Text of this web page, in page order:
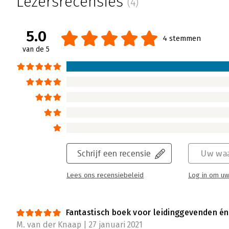
Na lezing van Leidinggeven in de hybride
houdt en doelstellingen gehaald worden.
nieuw daglicht te staan, maar op zich zijn
Lees verder
(4)
5.0
van de 5
4 stemmen
Schrijf een recensie
Lees ons recensiebeleid
Uw
Log in om
Fantastisch boek voor leidinggevenden
M. van der Knaap | 27 januari 2021